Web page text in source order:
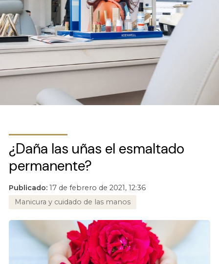
¿Daña las uñas el esmaltado
permanente?
Publicado: 17 de febrero de 2021, 12:36
Manicura y cuidado de las manos